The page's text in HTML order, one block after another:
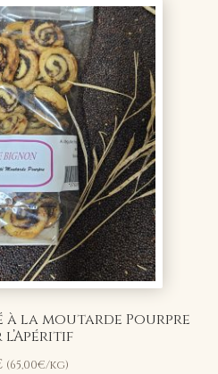
à la moutarde Pourpre
l’Apéritif
(65,00€/kg)